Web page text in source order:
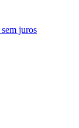
sem juros